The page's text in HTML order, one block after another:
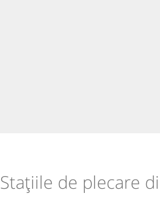
Stațiile de plecare